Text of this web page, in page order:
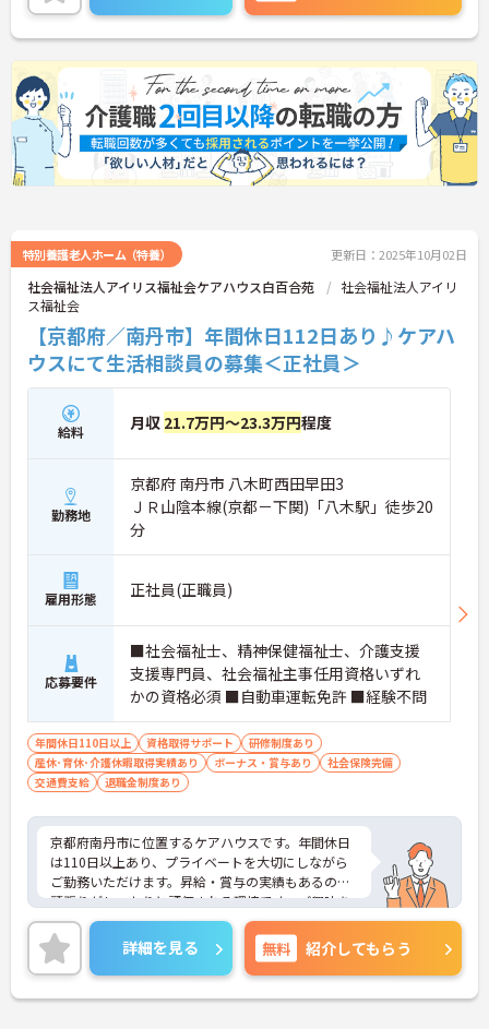
特別養護老人ホーム（特養） 更新日：2025年10月02日
社会福祉法人アイリス福祉会ケアハウス白百合苑
社会福祉法人アイリ
ス福祉会
【京都府／南丹市】年間休日112日あり♪ケアハ
ウスにて生活相談員の募集＜正社員＞
給料 月収 21.7万円～23.3万円程度
勤務地
京都府 南丹市 八木町西田早田3
ＪＲ山陰本線(京都－下関)「八木駅」徒歩20
分
雇用形態 正社員(正職員)
応募要件
■社会福祉士、精神保健福祉士、介護支援
支援専門員、社会福祉主事任用資格いずれ
かの資格必須 ■自動車運転免許 ■経験不問
年間休日110日以上 資格取得サポート
研修制度あり
産休･育休･介護休暇取得実績あり
ボーナス・賞与あり
社会保険完備
交通費支給
退職金制度あり
京都府南丹市に位置するケアハウスです。年間休日
は110日以上あり、プライベートを大切にしながら
ご勤務いただけます。昇給・賞与の実績もあるので
頑張りがしっかりと評価される環境です。ご興味を
お持ちの方はお気軽にお問い合わせください。
詳細を見る 無料 紹介してもらう